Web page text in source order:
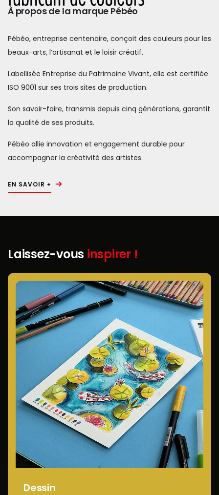
À propos de la marque Pébéo
Pébéo, entreprise centenaire, conçoit des couleurs pour les
beaux-arts, l’artisanat et le loisir créatif.
Labellisée Entreprise du Patrimoine Vivant, elle est certifiée
ISO 9001 sur ses trois sites de production.
Son savoir-faire, transmis depuis cinq générations, garantit
la qualité de ses produits.
Pébéo allie innovation et engagement durable pour
accompagner la créativité des artistes.
EN SAVOIR +
Laissez-vous inspirer !
Dessin